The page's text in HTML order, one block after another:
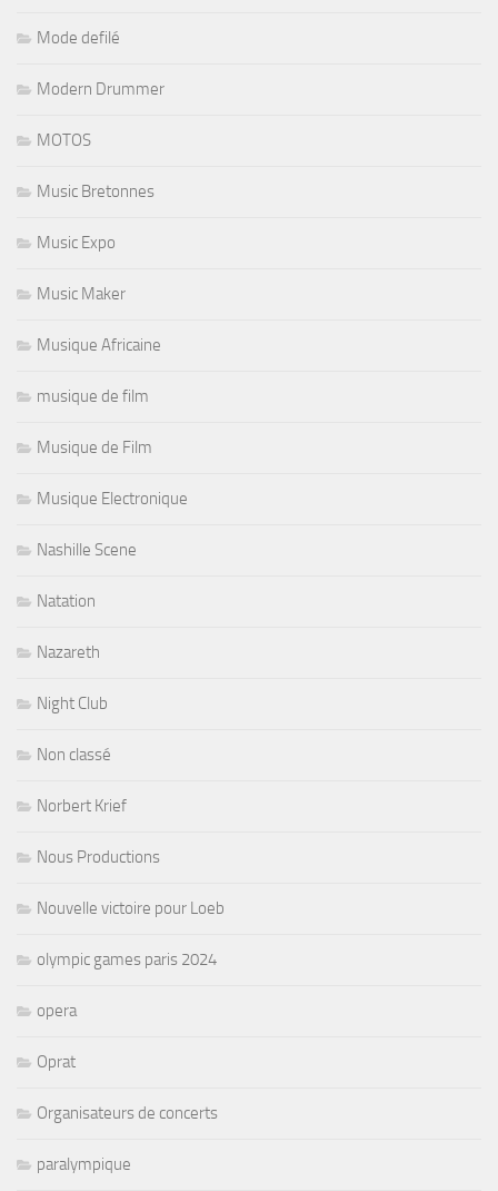
Mode defilé
Modern Drummer
MOTOS
Music Bretonnes
Music Expo
Music Maker
Musique Africaine
musique de film
Musique de Film
Musique Electronique
Nashille Scene
Natation
Nazareth
Night Club
Non classé
Norbert Krief
Nous Productions
Nouvelle victoire pour Loeb
olympic games paris 2024
opera
Oprat
Organisateurs de concerts
paralympique